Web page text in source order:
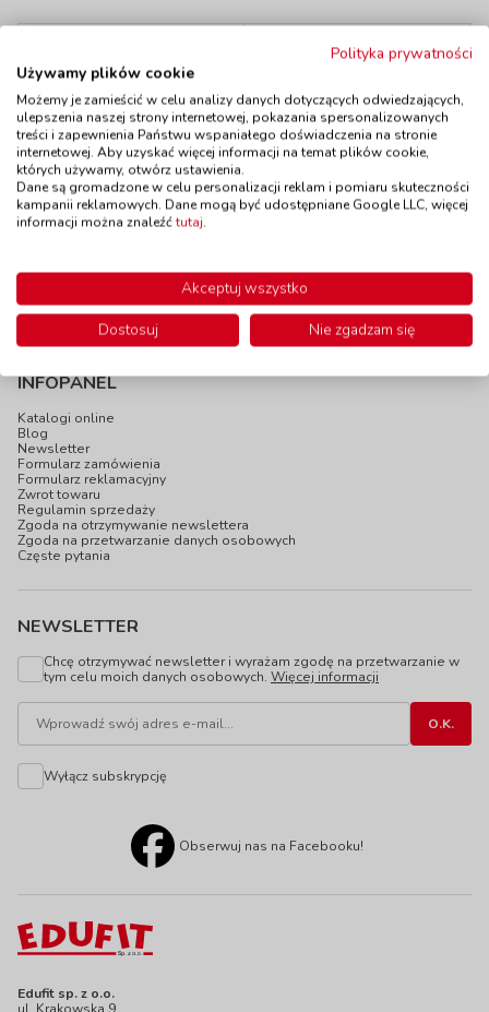
Farby do twarzy i
ciała- podstawowe
kod: AN6588
DostępnośćW magazynie
3 szt.
do 5 dni
10,90 zł
z VAT
kod: LE4105
Dostępnośćdo 14 dni
135,00 zł z VAT
Edufit sp. z o.o.
INFOPANEL
Katalogi online
Blog
Newsletter
Formularz zamówienia
Formularz reklamacyjny
Zwrot towaru
Regulamin sprzedaży
Zgoda na otrzymywanie newslettera
Zgoda na przetwarzanie danych osobowych
Częste pytania
NEWSLETTER
Chcę otrzymywać newsletter i wyrażam zgodę na przetwarzanie w
tym celu moich danych osobowych. Więcej informacji
Wyłącz subskrypcję
Obserwuj nas na Facebooku!
Polityka prywatności
Używamy plików cookie
Możemy je zamieścić w celu analizy danych dotyczących odwiedzających,
ulepszenia naszej strony internetowej, pokazania spersonalizowanych
treści i zapewnienia Państwu wspaniałego doświadczenia na stronie
internetowej. Aby uzyskać więcej informacji na temat plików cookie,
których używamy, otwórz ustawienia.
Dane są gromadzone w celu personalizacji reklam i pomiaru skuteczności
kampanii reklamowych. Dane mogą być udostępniane Google LLC, więcej
informacji można znaleźćtutaj.
Akceptuj wszystko
Dostosuj
Nie zgadzam się